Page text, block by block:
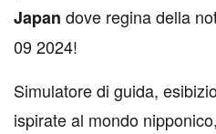
Japan dove regina della
09 2024!
Simulatore di guida,
ispirate al mondo